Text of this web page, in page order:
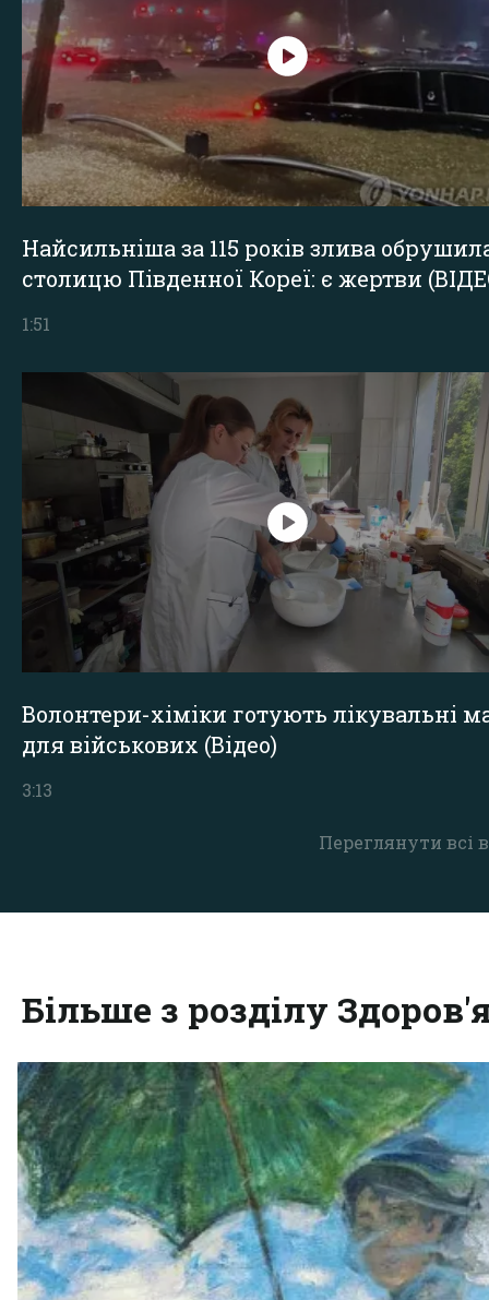
Переглянути всі
Найсильніша за 115 років злива
столицю Південної Кореї: є жертви
1:51
Волонтери-хіміки готують лікувальні
для військових (Відео)
3:13
Більше з розділу